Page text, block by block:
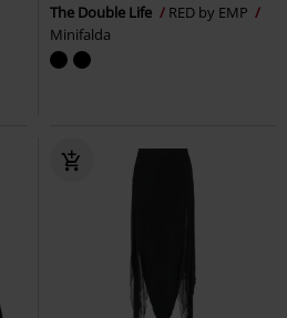
The Double Life
RED by EMP
Minifalda